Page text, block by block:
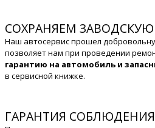
СОХРАНЯЕМ
Наш автосервис прошел
позволяет нам при проведении
гарантию на автомобиль и
в сервисной книжке.
ГАРАНТИЯ